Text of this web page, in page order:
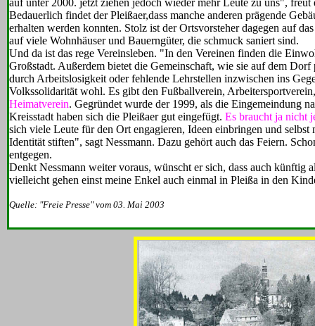
auf unter 2000. jetzt ziehen jedoch wieder mehr Leute zu uns", freut
Bedauerlich findet der Pleißaer,dass manche anderen prägende
erhalten werden konnten. Stolz ist der Ortsvorsteher dagegen auf
auf viele Wohnhäuser und Bauerngüter, die schmuck saniert sind.
Und da ist das rege Vereinsleben. "In den Vereinen finden die
Großstadt. Außerdem bietet die Gemeinschaft, wie sie auf dem
durch Arbeitslosigkeit oder fehlende Lehrstellen inzwischen ins
Volkssolidarität wohl. Es gibt den Fußballverein,
Heimatverein. Gegründet wurde der 1999, als die Eingemeindung
Kreisstadt haben sich die Pleißaer gut eingefügt. Es braucht ja nicht
sich viele Leute für den Ort engagieren, Ideen einbringen und
Identität stiften", sagt Nessmann. Dazu gehört auch das Feiern.
entgegen.
Denkt Nessmann weiter voraus, wünscht er sich, dass auch künftig
vielleicht gehen einst meine Enkel auch einmal in Pleißa in den
Quelle: "Freie Presse" vom 03. Mai 2003